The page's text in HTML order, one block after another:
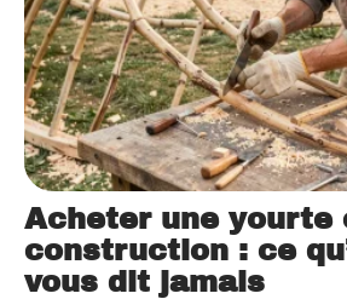
Acheter une yourte
construction : ce
vous dit jamais